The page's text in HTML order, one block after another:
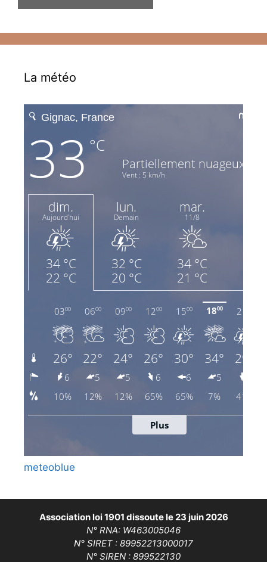
La météo
meteoblue
Association loi 1901 dissoute le 23 juin 2026
N° RNA: W463005046
N° SIRET : 89952213000017
N° SIREN : 899522130